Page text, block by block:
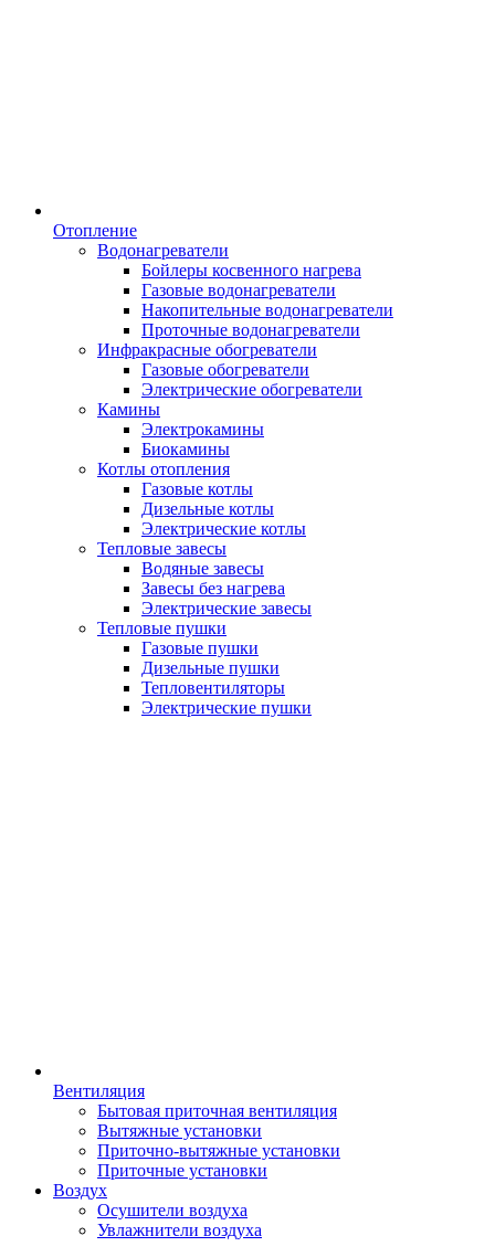
Отопление
Водонагреватели
Бойлеры косвенного нагрева
Газовые водонагреватели
Накопительные водонагреватели
Проточные водонагреватели
Инфракрасные обогреватели
Газовые обогреватели
Электрические обогреватели
Камины
Электрокамины
Биокамины
Котлы отопления
Газовые котлы
Дизельные котлы
Электрические котлы
Тепловые завесы
Водяные завесы
Завесы без нагрева
Электрические завесы
Тепловые пушки
Газовые пушки
Дизельные пушки
Тепловентиляторы
Электрические пушки
Вентиляция
Бытовая приточная вентиляция
Вытяжные установки
Приточно-вытяжные установки
Приточные установки
Воздух
Осушители воздуха
Увлажнители воздуха